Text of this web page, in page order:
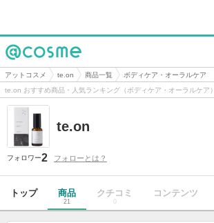
@cosme
アットコスメ te.on 商品一覧
ボディケア・オーラルケア
te.on おすすめ商品・人気ランキング（ボディケア・オーラルケア）
te.on
フォロワー2 フォローとは？
トップ 商品
21
クチコミ
0
コンテンツ